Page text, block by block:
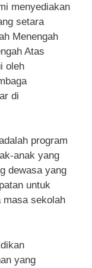
menyediakan
setara
Menengah
Atas
oleh
di
program
anak yang
dewasa yang
untuk
masa sekolah
yang